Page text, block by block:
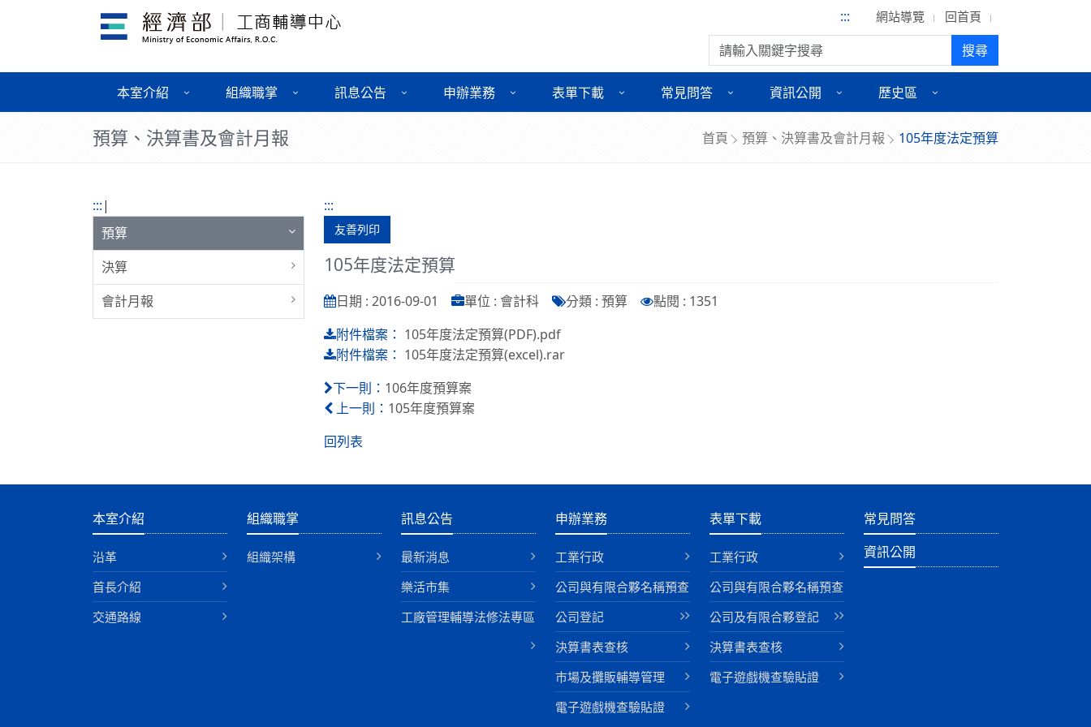
::: 網站導覽 回首頁
搜尋: 搜尋
本室介紹 組織職掌 訊息公告 申辦業務 表單下載 常見問答 資訊公開 歷史區
預算、決算書及會計月報 首頁 預算、決算書及會計月報 105年度法定預算
:::|
預算
決算
會計月報
:::
友善列印
105年度法定預算
日期 : 2016-09-01 單位 : 會計科 分類 : 預算 點閱 : 1351
附件檔案： 105年度法定預算(PDF).pdf
附件檔案： 105年度法定預算(excel).rar
下一則： 106年度預算案
上一則： 105年度預算案
回列表
本室介紹
沿革
首長介紹
交通路線
組織職掌
組織架構
訊息公告
最新消息
樂活市集
工廠管理輔導法修法專區
申辦業務
工業行政
公司與有限合夥名稱預查
公司登記
決算書表查核
巿場及攤販輔導管理
電子遊戲機查驗貼證
表單下載
工業行政
公司與有限合夥名稱預查
公司及有限合夥登記
決算書表查核
電子遊戲機查驗貼證
常見問答
資訊公開